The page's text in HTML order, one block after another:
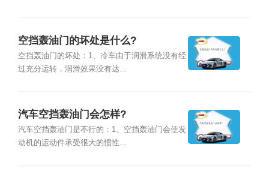
空挡轰油门的坏处是什么?
空挡轰油门的坏处：1、冷车由于润滑系统没有经
过充分运转，润滑效果没有达...
汽车空挡轰油门会怎样?
汽车空挡轰油门是不行的：1、空挡轰油门会使发
动机的运动件承受很大的惯性...